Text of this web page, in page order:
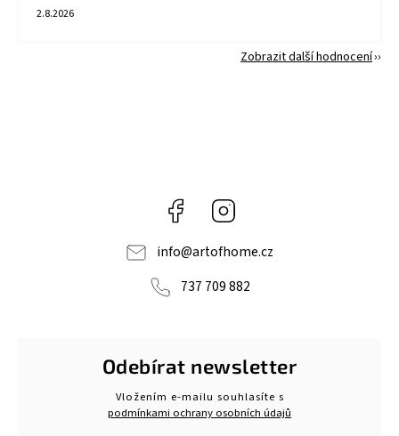
2.8.2026
Zobrazit další hodnocení
Facebook
info@artofhome.cz
737 709 882
Odebírat newsletter
Vložením e-mailu souhlasíte s
podmínkami ochrany osobních údajů